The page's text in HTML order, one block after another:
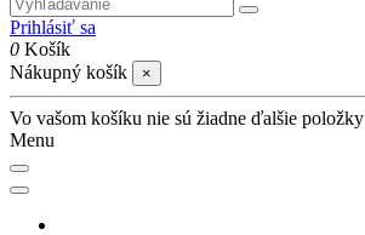
Prihlásiť sa
0 Košík
Nákupný košík
×
Vo vašom košíku nie sú žiadne ďalšie položky
Menu